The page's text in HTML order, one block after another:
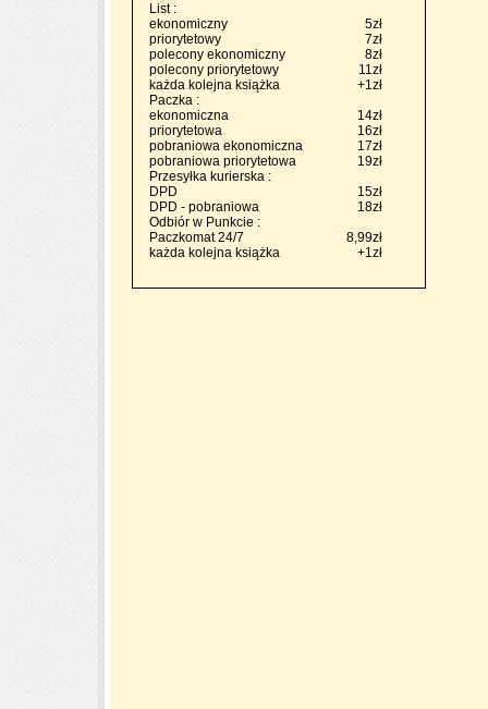
List :
ekonomiczny
5zł
priorytetowy
7zł
polecony ekonomiczny
8zł
polecony priorytetowy
11zł
każda kolejna książka
+1zł
Paczka :
ekonomiczna
14zł
priorytetowa
16zł
pobraniowa ekonomiczna
17zł
pobraniowa priorytetowa
19zł
Przesyłka kurierska :
DPD
15zł
DPD - pobraniowa
18zł
Odbiór w Punkcie :
Paczkomat 24/7
8,99zł
każda kolejna książka
+1zł